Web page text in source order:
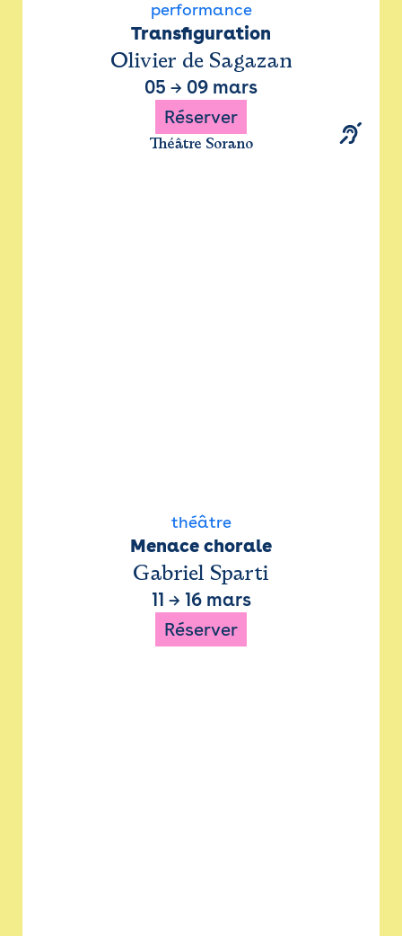
performance
Transfiguration
Olivier de Sagazan
05 → 09 mars
Réserver
Théâtre Sorano
théâtre
Menace chorale
Gabriel Sparti
11 → 16 mars
Réserver